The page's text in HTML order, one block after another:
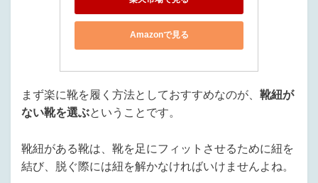
Amazonで見る
まず楽に靴を履く方法としておすすめなのが、 靴紐が
ない靴を選ぶということです。
靴紐がある靴は、靴を足にフィットさせるために紐を
結び、脱ぐ際には紐を解かなければいけませんよね。